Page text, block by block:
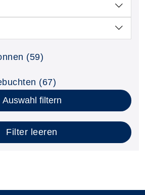
(59)
(67)
Auswahl filtern
Filter leeren